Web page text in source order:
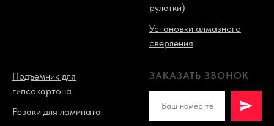
рулетки)
Установки алмазного
сверления
Подъемник для
гипсокартона
Резаки для ламината
ЗАКАЗАТЬ ЗВОНОК